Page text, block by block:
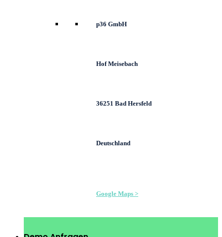
p36 GmbH
Hof Meisebach
36251 Bad Hersfeld
Deutschland
Google Maps >